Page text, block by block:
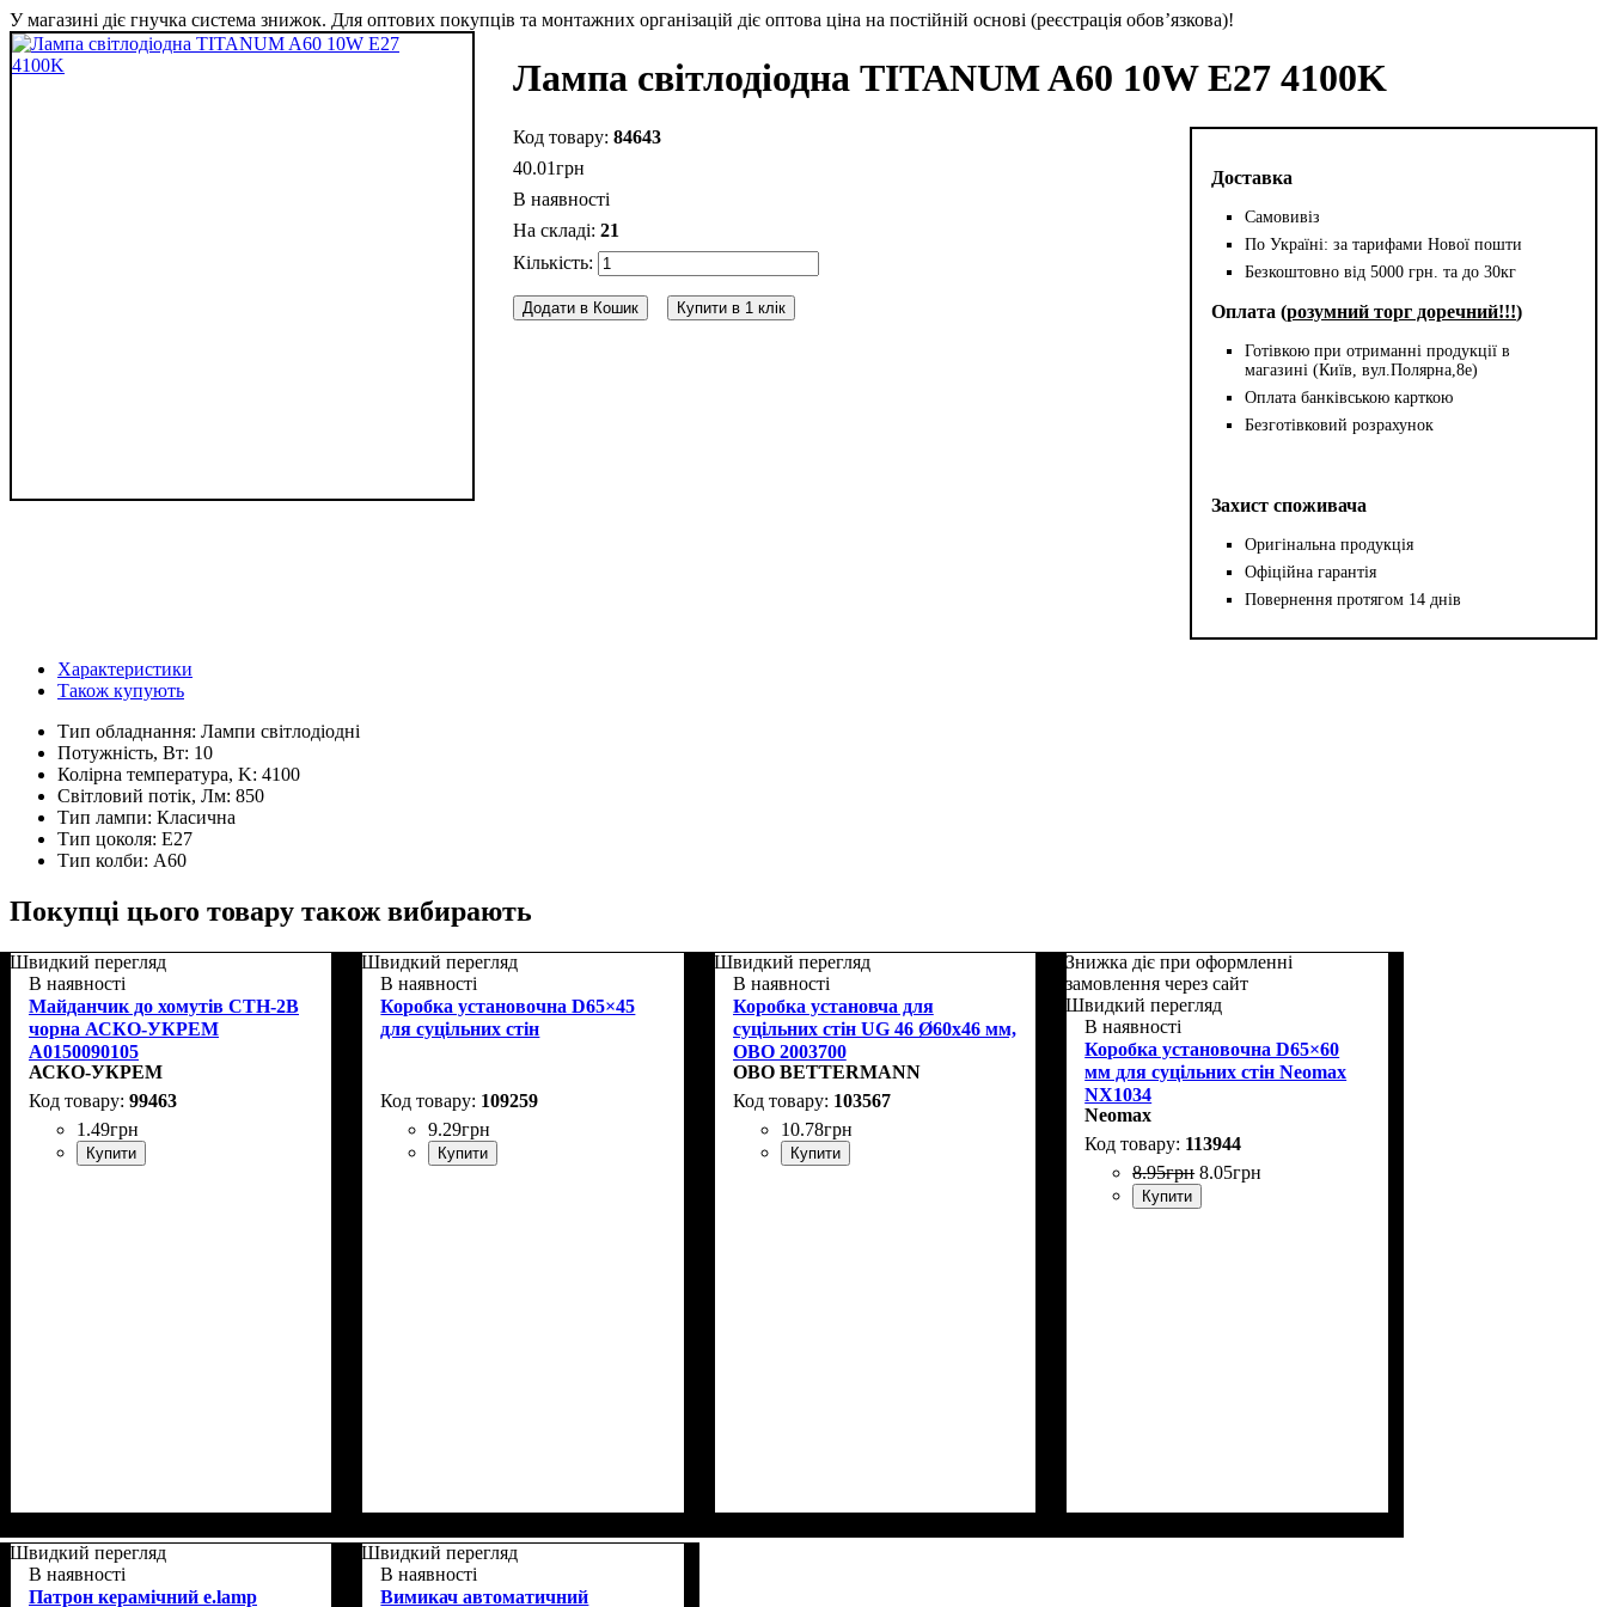
У магазині діє гнучка система знижок. Для оптових покупців та монтажних організацій діє оптова ціна на постійній основі (реєстрація обов’язкова)!
Лампа світлодіодна TITANUM A60 10W E27 4100K
Доставка
Самовивіз
По Україні: за тарифами Нової пошти
Безкоштовно від 5000 грн. та до 30кг
Оплата (розумний торг доречний!!!)
Готівкою при отриманні продукції в
магазині (Київ, вул.Полярна,8е)
Оплата банківською карткою
Безготівковий розрахунок
Захист споживача
Оригінальна продукція
Офіційна гарантія
Повернення протягом 14 днів
84643
40.01грн
В наявності
21
Додати в Кошик Купити в 1 клік
Характеристики
Також купують
Тип обладнання: Лампи світлодіодні
Потужність, Вт: 10
Колірна температура, K: 4100
Світловий потік, Лм: 850
Тип лампи: Класична
Тип цоколя: E27
Тип колби: A60
Покупці цього товару також вибирають
Швидкий перегляд
В наявності
Майданчик до хомутів CTH-2B
чорна АСКО-УКРЕМ
A0150090105
АСКО-УКРЕМ
99463
1 .49грн
Купити
Швидкий перегляд
В наявності
Коробка установочна D65×45
для суцільних стін
109259
9.29грн
Купити
Швидкий перегляд
В наявності
Коробка установча для
суцільних стін UG 46 Ø60x46 мм,
OBO 2003700
OBO BETTERMANN
103567
10.78грн
Купити
Знижка діє при оформленні
замовлення через сайт
Швидкий перегляд
В наявності
Коробка установочна D65×60
мм для суцільних стін Neomax
NX1034
Neomax
113944
8.95грн 8.05грн
Купити
Швидкий перегляд
В наявності
Патрон керамічний e.lamp
Швидкий перегляд
В наявності
Вимикач автоматичний